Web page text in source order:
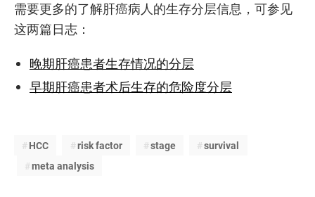
需要更多的了解肝癌病人的生存分层信息，可参见
这两篇日志：
晚期肝癌患者生存情况的分层
早期肝癌患者术后生存的危险度分层
HCC risk factor stage
survival
meta analysis